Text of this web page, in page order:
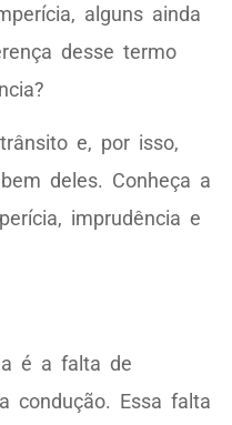
alguns ainda
desse termo
e, por isso,
deles. Conheça a
imprudência e
é a falta de
condução. Essa falta